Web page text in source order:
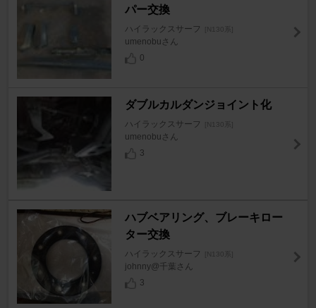
パー交換
ハイラックスサーフ [N130系]
umenobuさん
0
ダブルカルダンジョイント化
ハイラックスサーフ [N130系]
umenobuさん
3
ハブベアリング、ブレーキロー
ター交換
ハイラックスサーフ [N130系]
johnny@千葉さん
3